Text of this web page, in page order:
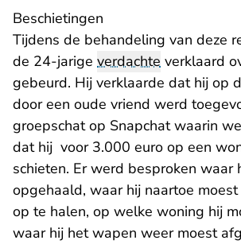
Beschietingen
Tijdens de behandeling van deze
de 24-jarige verdachte verklaard
gebeurd. Hij verklaarde dat hij op
door een oude vriend werd
groepschat op Snapchat waarin
dat hij voor 3.000 euro op een
schieten. Er werd besproken waar
opgehaald, waar hij naartoe
op te halen, op welke woning hij
waar hij het wapen weer moest